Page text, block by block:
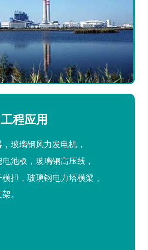
程应用
玻璃钢风力发电机，
池板，玻璃钢高压线，
担，玻璃钢电力塔横梁，
。